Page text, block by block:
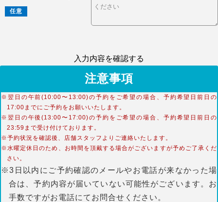
任意
入力内容を確認する
注意事項
※翌日の午前(10:00〜13:00)の予約をご希望の場合、予約希望日前日の
17:00までにご予約をお願いいたします。
※翌日の午後(13:00〜17:00)の予約をご希望の場合、予約希望日前日の
23:59まで受け付けております。
※予約状況を確認後、店舗スタッフよりご連絡いたします。
※水曜定休日のため、お時間を頂戴する場合がございますが予めご了承くだ
さい。
※3日以内にご予約確認のメールやお電話が来なかった場
合は、予約内容が届いていない可能性がございます。お
手数ですがお電話にてお問合せください。